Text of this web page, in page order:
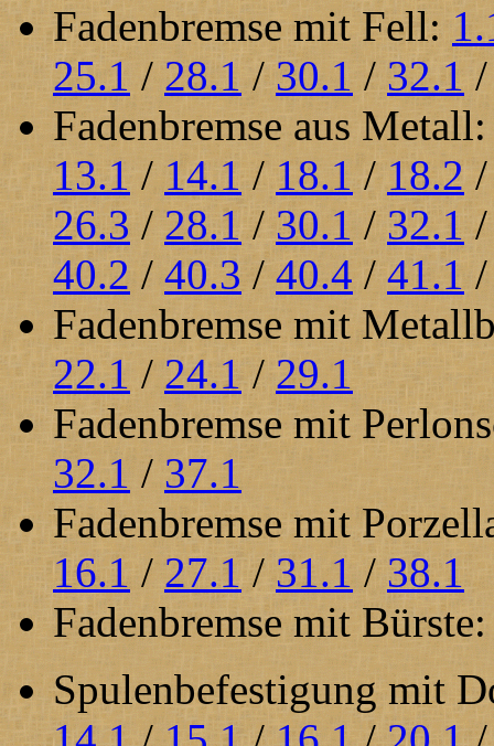
Fadenbremse mit Fell:
25.1 / 28.1/30.1/32.1
Fadenbremse aus
13.1 /14.1/18.1/18.2
26.3/28.1/30.1 /32.1
40.2 / 40.3/40.4/41.1
Fadenbremse mit
22.1 /24.1/ 29.1
Fadenbremse mit
32.1/ 37.1
Fadenbremse mit
16.1/27.1/31.1 /38.1
Fadenbremse mit
Spulenbefestigung mit